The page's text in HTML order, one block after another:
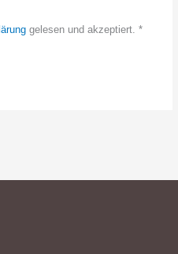
gelesen und akzeptiert. *